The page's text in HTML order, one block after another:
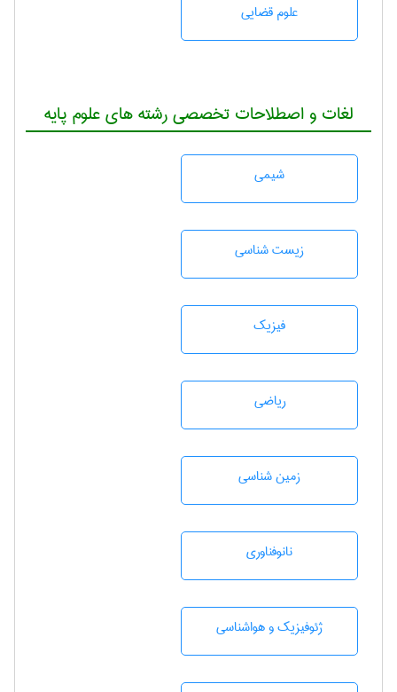
علوم قضایی
لغات و اصطلاحات تخصصی رشته های علوم پایه
شيمی
زيست شناسی
فیزیک
رياضی
زمين شناسی
نانوفناوری
ژئوفيزيك و هواشناسی